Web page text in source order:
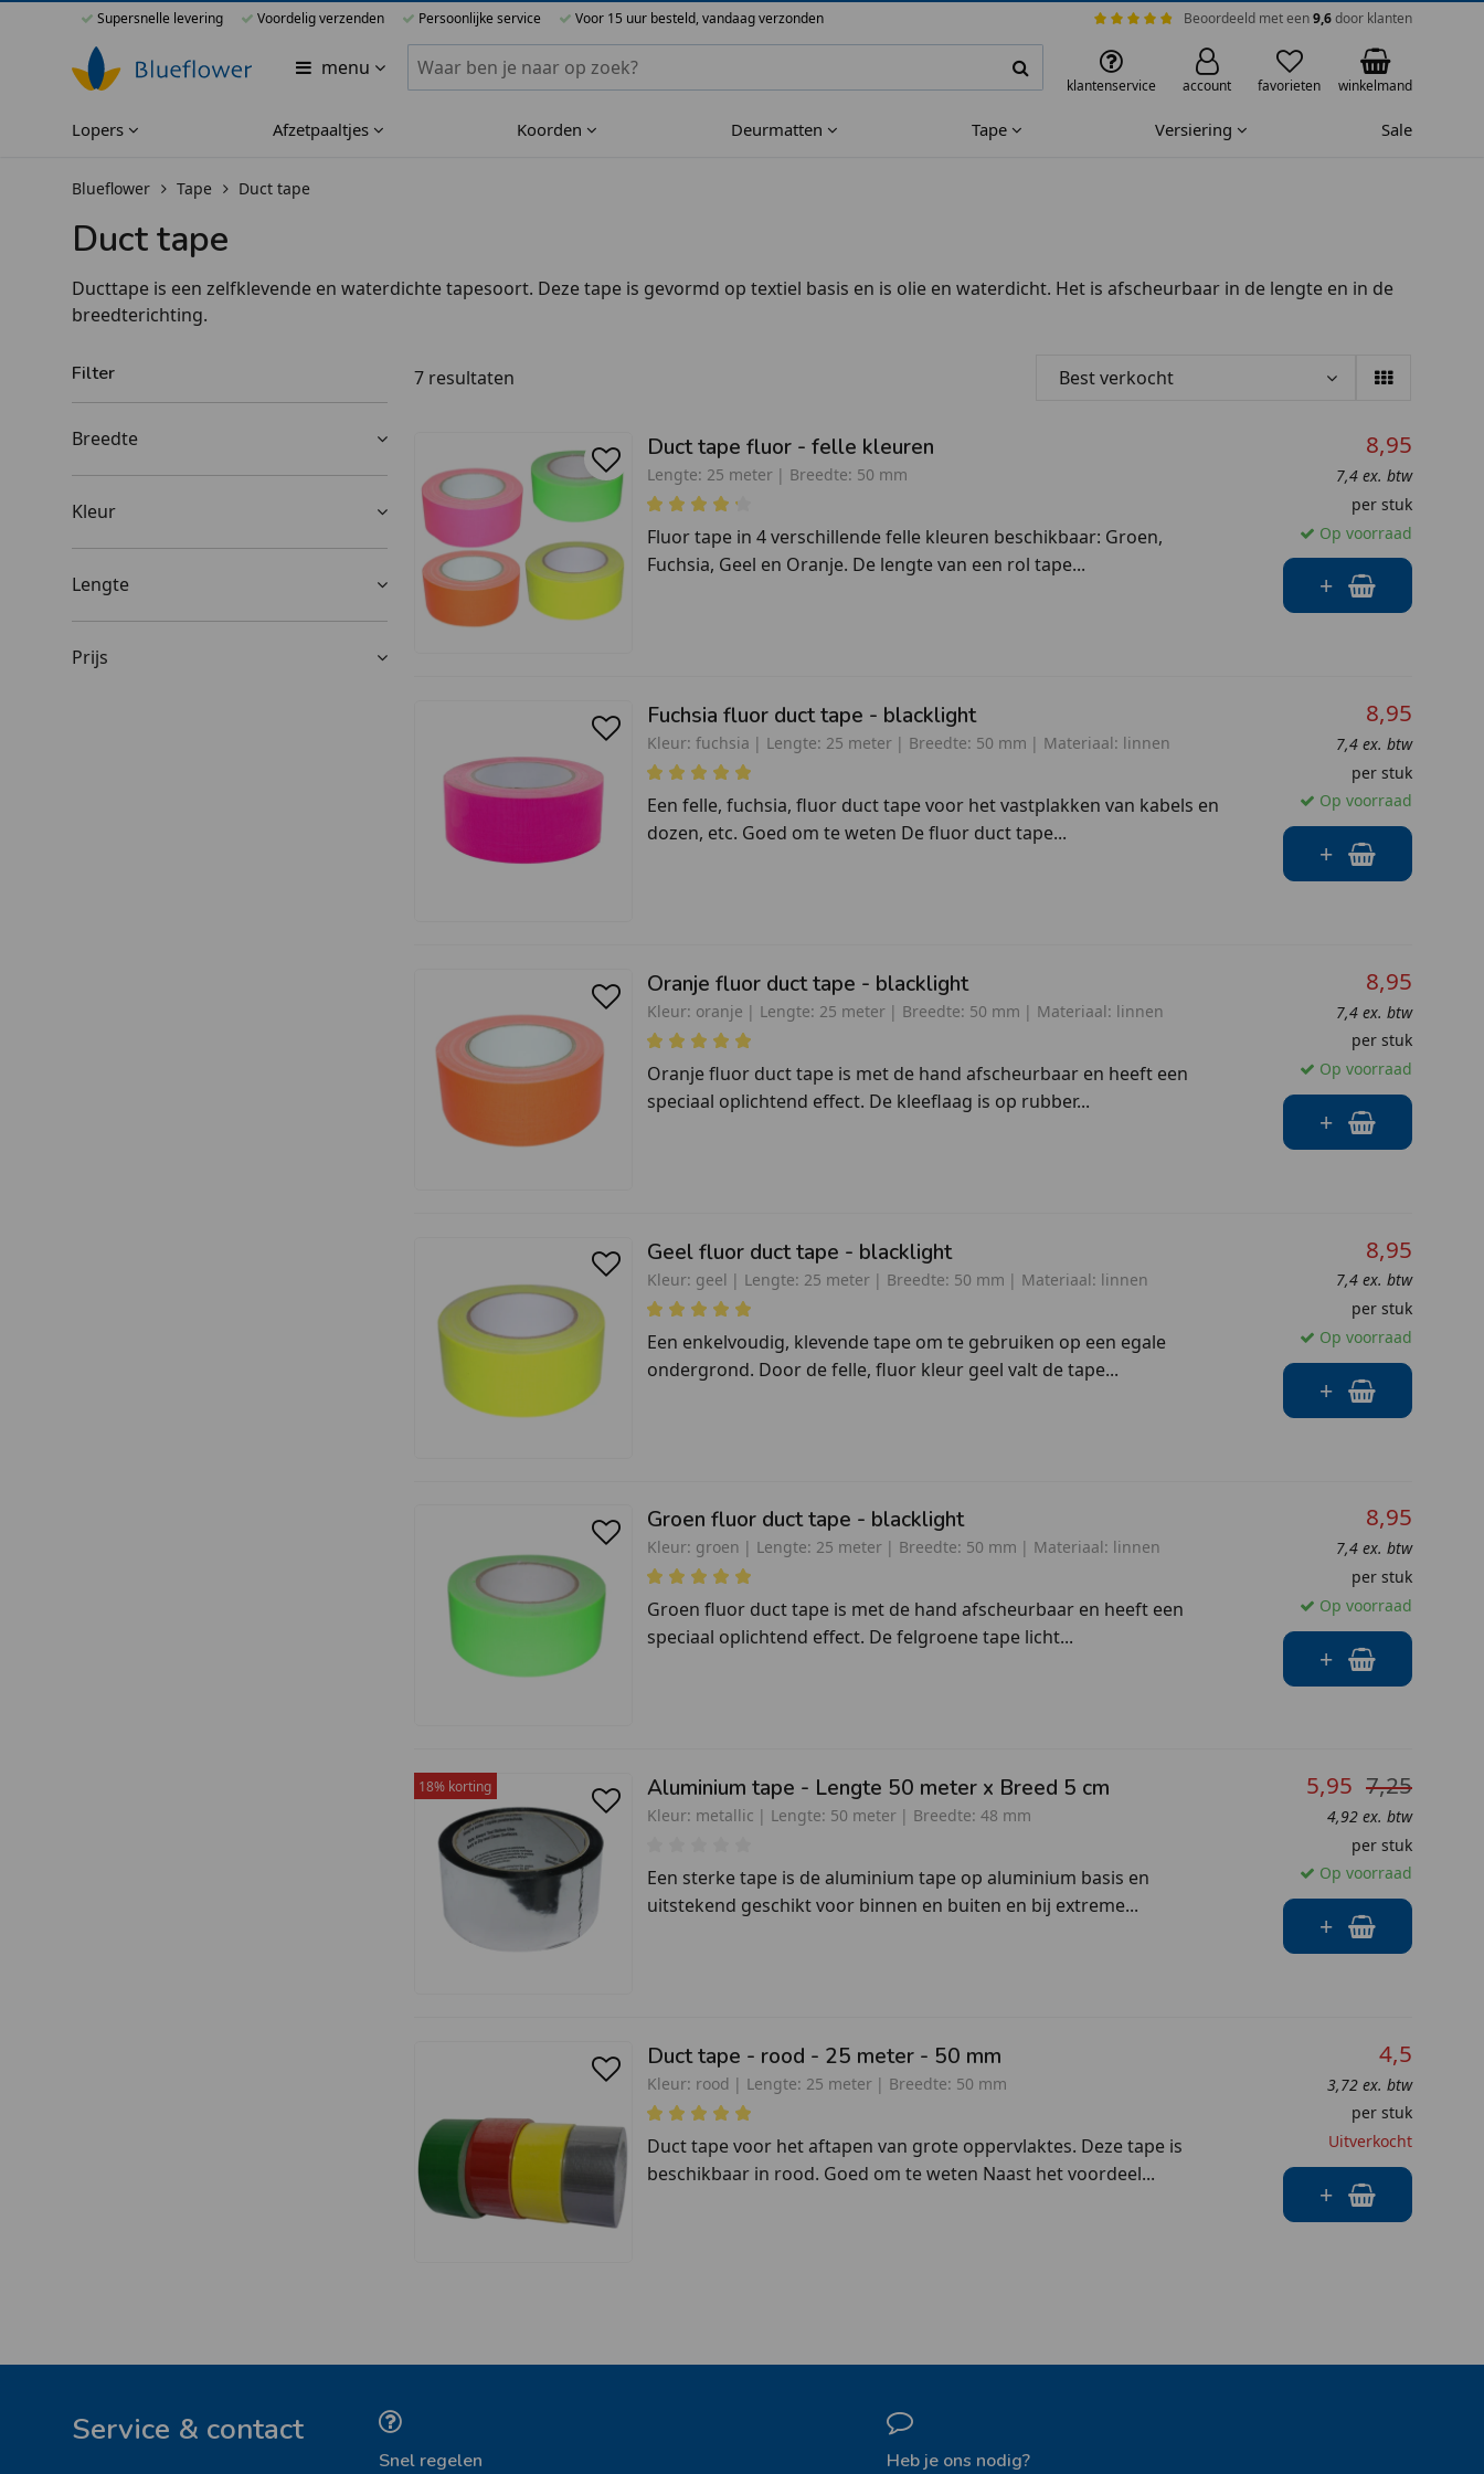
Supersnelle levering Voordelig verzenden Persoonlijke service Voor 15 uur besteld, vandaag verzonden Beoordeeld met een9,6door klanten
menu Zoeken binnen Blueflower
klantenservice account favorieten winkelmand
Lopers Afzetpaaltjes Koorden Deurmatten Tape Versiering Sale
Blueflower Tape Duct tape
Duct tape
Ducttape is een zelfklevende en waterdichte tapesoort. Deze tape is gevormd op textiel basis en is olie en waterdicht. Het is afscheurbaar in de lengte en in de
breedterichting.
7 resultaten Best verkocht
Duct tape fluor - felle kleuren
Lengte: 25 meter Breedte: 50 mm
Fluor tape in 4 verschillende felle kleuren beschikbaar: Groen,
Fuchsia, Geel en Oranje. De lengte van een rol tape...
8,95
7,4 ex. btw
per stuk
Op voorraad
+
Fuchsia fluor duct tape - blacklight
Kleur: fuchsia Lengte: 25 meter Breedte: 50 mm Materiaal: linnen
Een felle, fuchsia, fluor duct tape voor het vastplakken van kabels en
dozen, etc. Goed om te weten De fluor duct tape...
8,95
7,4 ex. btw
per stuk
Op voorraad
+
Oranje fluor duct tape - blacklight
Kleur: oranje Lengte: 25 meter Breedte: 50 mm Materiaal: linnen
Oranje fluor duct tape is met de hand afscheurbaar en heeft een
speciaal oplichtend effect. De kleeflaag is op rubber...
8,95
7,4 ex. btw
per stuk
Op voorraad
+
Geel fluor duct tape - blacklight
Kleur: geel Lengte: 25 meter Breedte: 50 mm Materiaal: linnen
Een enkelvoudig, klevende tape om te gebruiken op een egale
ondergrond. Door de felle, fluor kleur geel valt de tape...
8,95
7,4 ex. btw
per stuk
Op voorraad
+
Groen fluor duct tape - blacklight
Kleur: groen Lengte: 25 meter Breedte: 50 mm Materiaal: linnen
Groen fluor duct tape is met de hand afscheurbaar en heeft een
speciaal oplichtend effect. De felgroene tape licht...
8,95
7,4 ex. btw
per stuk
Op voorraad
+
18% korting Aluminium tape - Lengte 50 meter x Breed 5 cm
Kleur: metallic Lengte: 50 meter Breedte: 48 mm
Een sterke tape is de aluminium tape op aluminium basis en
uitstekend geschikt voor binnen en buiten en bij extreme...
5,95 7,25
4,92 ex. btw
per stuk
Op voorraad
+
Duct tape - rood - 25 meter - 50 mm
Kleur: rood Lengte: 25 meter Breedte: 50 mm
Duct tape voor het aftapen van grote oppervlaktes. Deze tape is
beschikbaar in rood. Goed om te weten Naast het voordeel...
4,5
3,72 ex. btw
per stuk
Uitverkocht
+
Filter
Breedte
Kleur
Lengte
Prijs
Service & contact
Snel regelen Heb je ons nodig?